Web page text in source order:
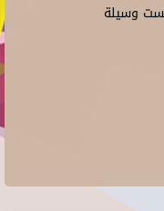
وسيلة